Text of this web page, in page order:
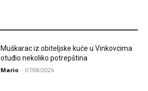
Muškarac iz obiteljske kuće u Vinkovcima
otuđio nekoliko potrepština
Mario - 07/08/2026